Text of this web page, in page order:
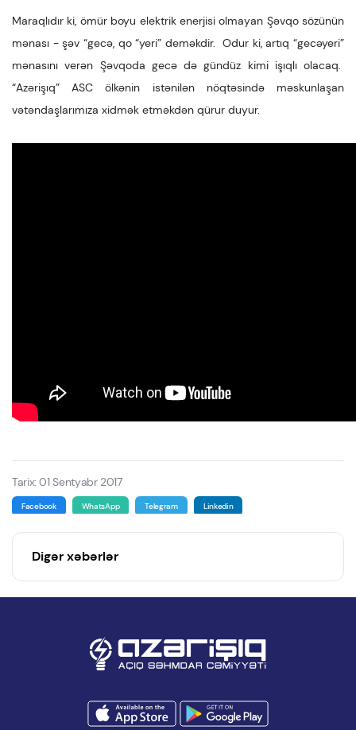
Maraqlıdır ki, ömür boyu elektrik enerjisi olmayan Şəvqo sözünün
mənası - şəv “gecə, qo “yeri” deməkdir. Odur ki, artıq “gecəyeri”
mənasını verən Şəvqoda gecə də gündüz kimi işıqlı olacaq.
“Azərişıq” ASC ölkənin istənilən nöqtəsində məskunlaşan
vətəndaşlarımıza xidmək etməkdən qürur duyur.
Tarix: 01 Sentyabr 2017
Facebook WhatsApp Telegram Linkedin
Digər xəbərlər